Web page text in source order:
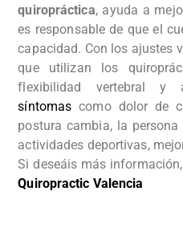
quiropráctica, ayuda a
es responsable de que el
capacidad. Con los ajustes
que utilizan los
flexibilidad vertebral y
síntomas como dolor de
postura cambia, la
actividades deportivas,
Si deseáis más
Quiropractic Valencia